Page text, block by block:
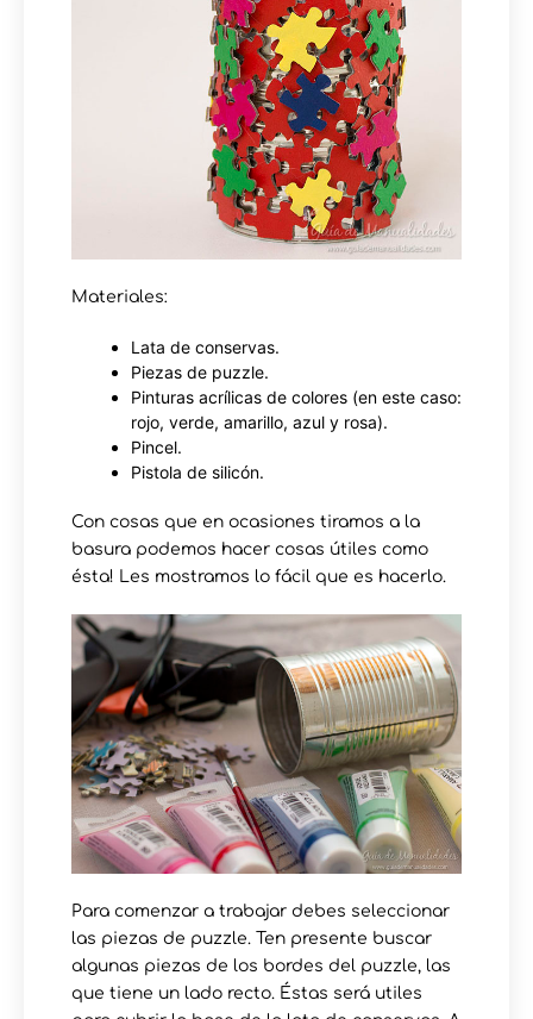
Materiales:
Lata de conservas.
Piezas de puzzle.
Pinturas acrílicas de colores (en este caso:
rojo, verde, amarillo, azul y rosa).
Pincel.
Pistola de silicón.
Con cosas que en ocasiones tiramos a la
basura podemos hacer cosas útiles como
ésta! Les mostramos lo fácil que es hacerlo.
Para comenzar a trabajar debes seleccionar
las piezas de puzzle. Ten presente buscar
algunas piezas de los bordes del puzzle, las
que tiene un lado recto. Éstas será utiles